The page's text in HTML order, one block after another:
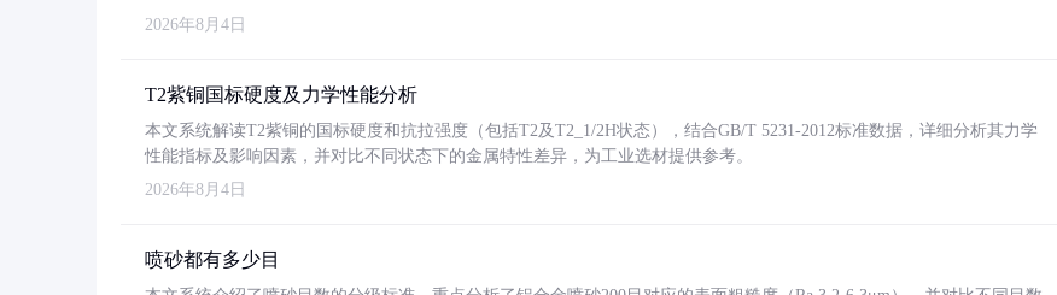
2026年8月4日
T2紫铜国标硬度及力学性能分析
本文系统解读T2紫铜的国标硬度和抗拉强度（包括T2及T2_1/2H状态），结合GB/T 5231-2012标准数据，详细分析其力学
性能指标及影响因素，并对比不同状态下的金属特性差异，为工业选材提供参考。
2026年8月4日
喷砂都有多少目